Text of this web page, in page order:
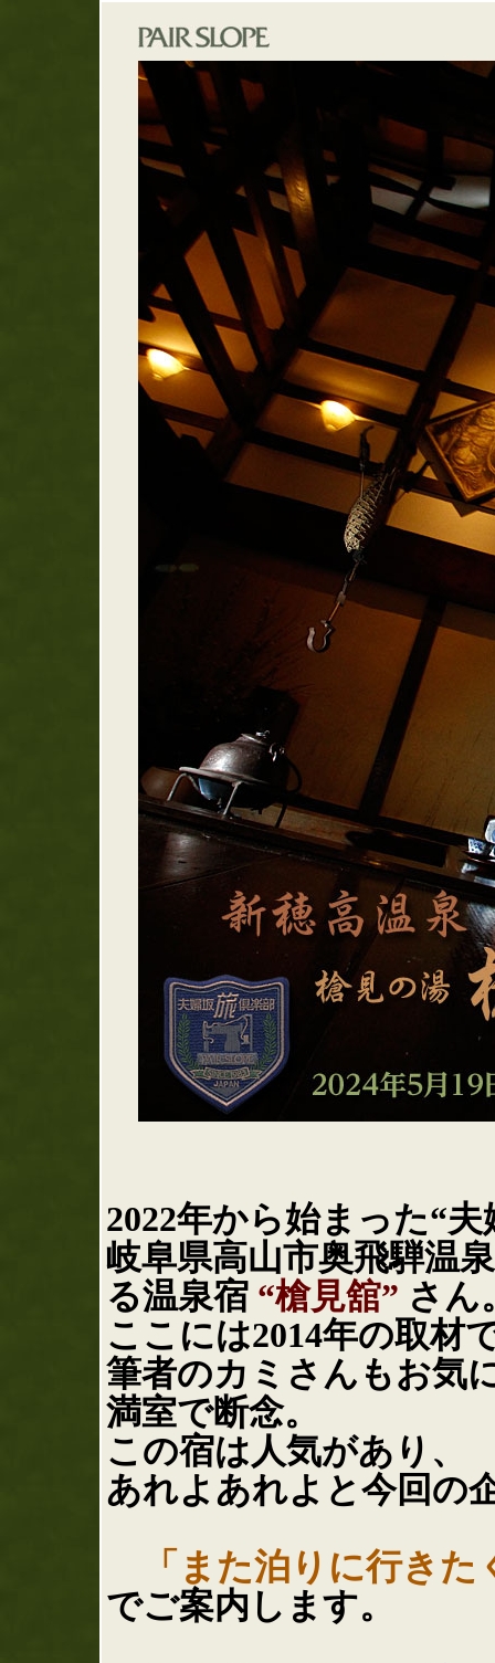
2022年から始まった“
岐阜県高山市奥飛騨温
る温泉宿 “槍見舘” さん
ここには2014年の取材
筆者のカミさんもお気
満室で断念。
この宿は人気があり、
あれよあれよと今回の
「また泊りに行き
でご案内します。